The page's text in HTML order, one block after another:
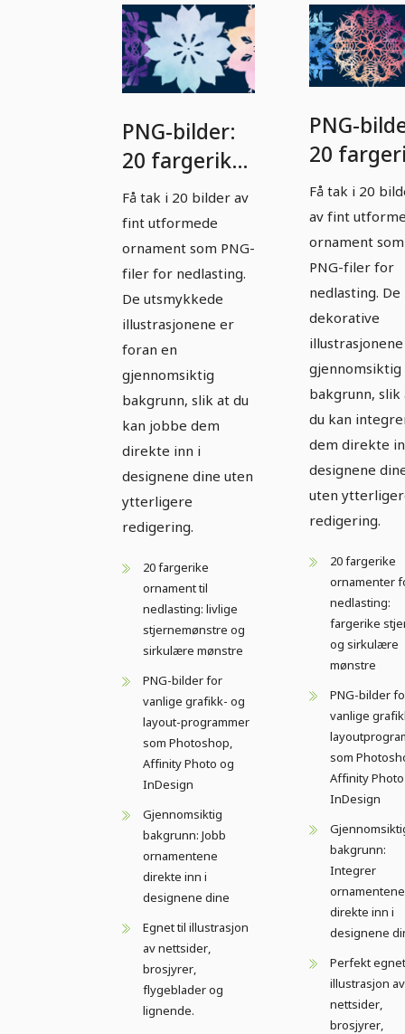
PNG-bilder:
20 fargerike
ornamenter
til nedlasting
- 3
Få tak i 20 bilder av
fint utformede
ornament som PNG-
filer for nedlasting.
De utsmykkede
illustrasjonene er
foran en
gjennomsiktig
bakgrunn, slik at du
kan jobbe dem
direkte inn i
designene dine uten
ytterligere
redigering.
20 fargerike
ornament til
nedlasting: livlige
stjernemønstre og
sirkulære mønstre
PNG-bilder for
vanlige grafikk- og
layout-programmer
som Photoshop,
Affinity Photo og
InDesign
Gjennomsiktig
bakgrunn: Jobb
ornamentene
direkte inn i
designene dine
Egnet til illustrasjon
av nettsider,
brosjyrer,
flygeblader og
lignende.
PNG-
20
til
4
Få tak i 20
av fint
ornament som
PNG-filer for
nedlasting. De
dekorative
gjennomsiktig
bakgrunn, slik
du kan
dem direkte
designene
uten
redigering.
20 fargerike
ornamenter
nedlasting:
fargerike
og sirkulære
mønstre
PNG-bilder
vanlige
som
Affinity
InDesign
bakgrunn:
Integrer
ornamentene
direkte inn i
designene
Perfekt
illustrasjon av
nettsider,
brosjyrer,